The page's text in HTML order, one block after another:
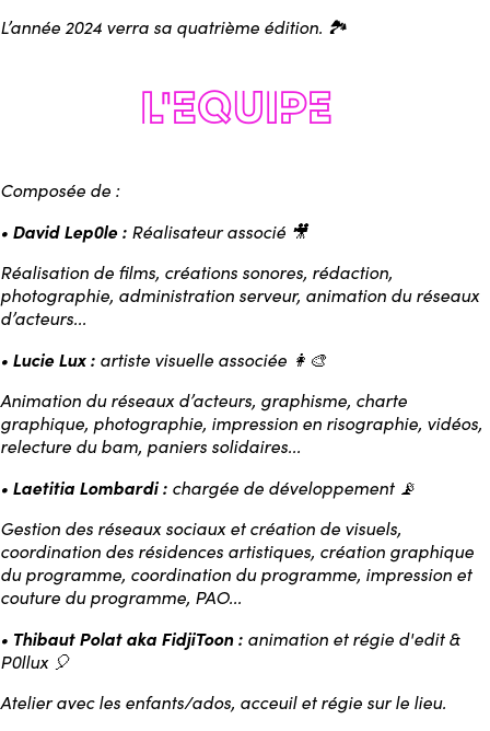
L’année 2024 verra sa quatrième édition. 🏞️
Composée de :
• David Lep0le : Réalisateur associé 🎥
Réalisation de films, créations sonores, rédaction,
photographie, administration serveur, animation du réseaux
d’acteurs...
• Lucie Lux : artiste visuelle associée 👩‍🎨
Animation du réseaux d’acteurs, graphisme, charte
graphique, photographie, impression en risographie, vidéos,
relecture du bam, paniers solidaires...
• Laetitia Lombardi : chargée de développement 📡
Gestion des réseaux sociaux et création de visuels,
coordination des résidences artistiques, création graphique
du programme, coordination du programme, impression et
couture du programme, PAO...
• Thibaut Polat aka FidjiToon : animation et régie d'edit &
P0llux 🎈
Atelier avec les enfants/ados, acceuil et régie sur le lieu.